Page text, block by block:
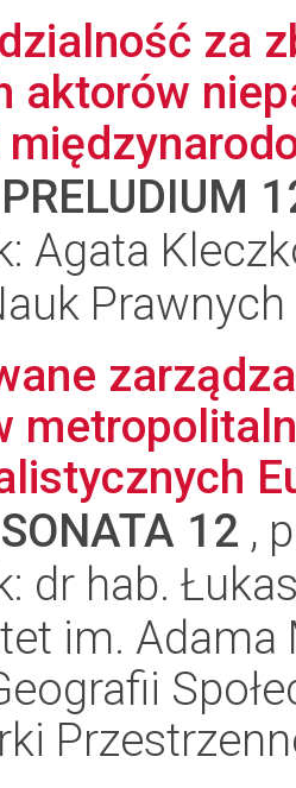
za
aktorów
PRELUDIUM
Agata
Prawnych
SONATA 12 ,
dr hab.
im.